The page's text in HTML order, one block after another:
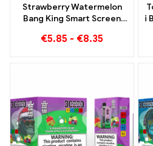
Strawberry Watermelon
Bang King Smart Screen
afslappende fornøjelse af
€5.85 - €8.35
i